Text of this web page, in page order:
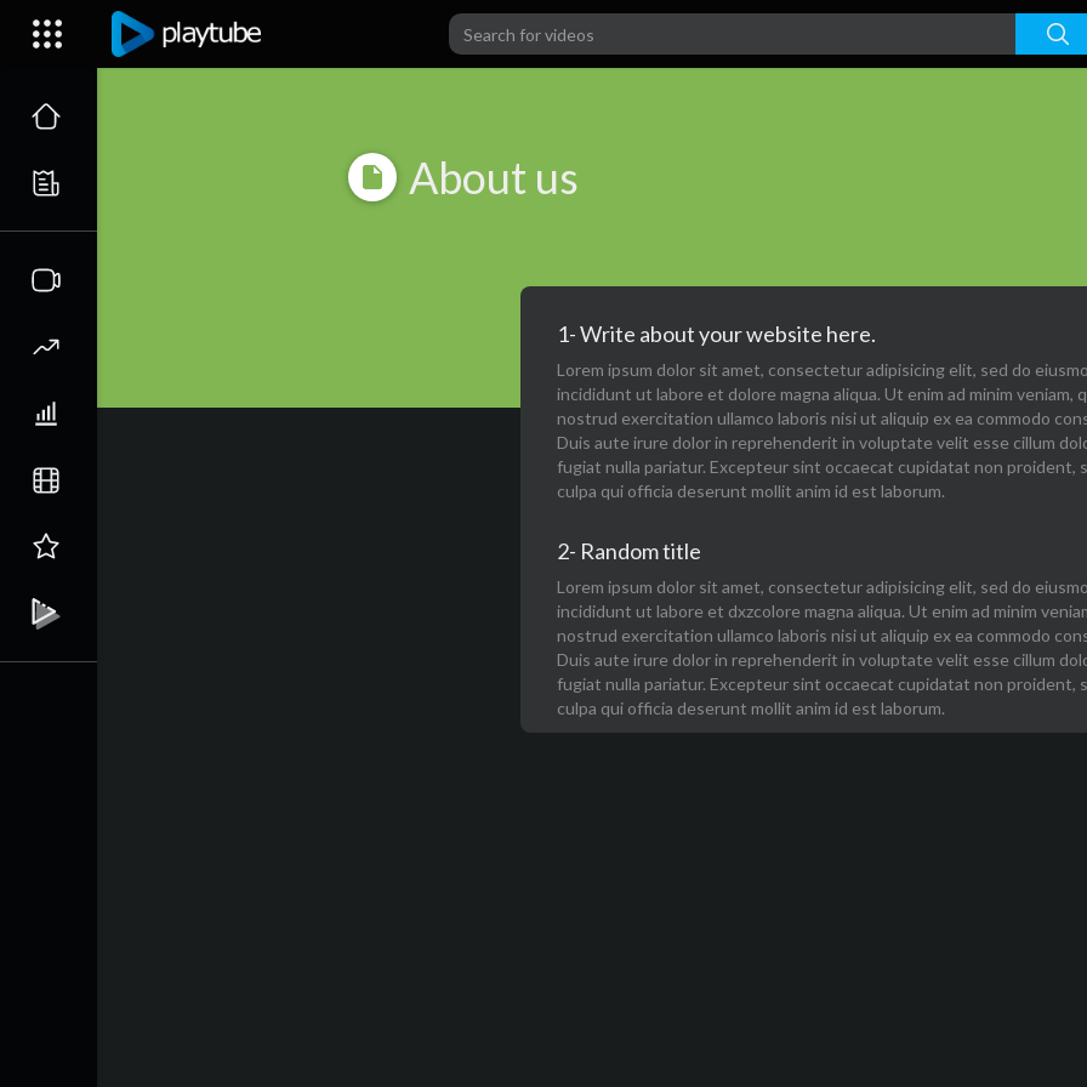
About us
1- Write about your website here.
Lorem ipsum dolor sit amet, consectetur adipisicing elit, sed do
incididunt ut labore et dolore magna aliqua. Ut enim ad minim veniam,
nostrud exercitation ullamco laboris nisi ut aliquip ex ea commodo
Duis aute irure dolor in reprehenderit in voluptate velit esse cillum
fugiat nulla pariatur. Excepteur sint occaecat cupidatat non proident,
culpa qui officia deserunt mollit anim id est laborum.
2- Random title
Lorem ipsum dolor sit amet, consectetur adipisicing elit, sed do
incididunt ut labore et dxzcolore magna aliqua. Ut enim ad minim
nostrud exercitation ullamco laboris nisi ut aliquip ex ea commodo
Duis aute irure dolor in reprehenderit in voluptate velit esse cillum
fugiat nulla pariatur. Excepteur sint occaecat cupidatat non proident,
culpa qui officia deserunt mollit anim id est laborum.